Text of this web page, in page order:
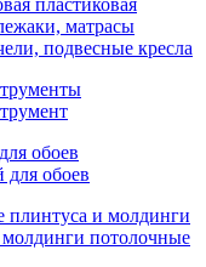
пластиковая
матрасы
подвесные кресла
обоев
обоев
плинтуса и молдинги
потолочные